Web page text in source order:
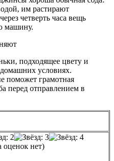
им растирают
четверть часа вещь
машину.
подходящее цвету и
условиях.
поможет грамотная
перед отправлением в
оценок нет)